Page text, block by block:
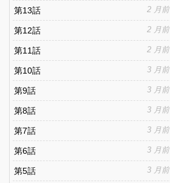
第13話 2 月前
第12話 2 月前
第11話 2 月前
第10話 3 月前
第9話 3 月前
第8話 3 月前
第7話 3 月前
第6話 3 月前
第5話 3 月前